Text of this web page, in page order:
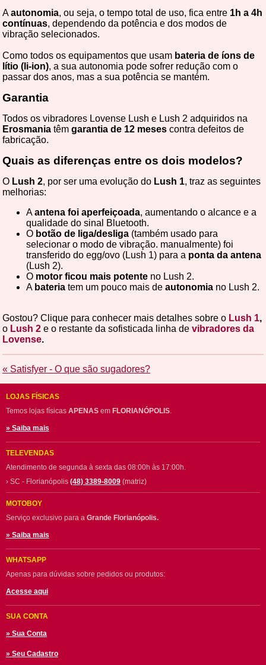
Aautonomia, ou seja, o tempo total de uso, fica entre 1h a 4h
contínuas, dependendo da potência e dos modos de
vibração selecionados.
Como todos os equipamentos que usam bateria de íons de
lítio (li-ion), a sua autonomia pode sofrer redução com o
passar dos anos, mas a sua potência se mantém.
Garantia
Todos os vibradores Lovense Lush e Lush 2 adquiridos na
Erosmania têm garantia de 12 meses contra defeitos de
fabricação.
Quais as diferenças entre os dois modelos?
O Lush 2, por ser uma evolução do Lush 1, traz as seguintes
melhorias:
Aantena foi aperfeiçoada, aumentando o alcance e a
qualidade do sinal Bluetooth.
O botão de liga/desliga (também usado para
selecionar o modo de vibração. manualmente) foi
transferido do egg/ovo (Lush 1) para a ponta da antena
(Lush 2).
O motor ficou mais potente no Lush 2.
A bateria tem um pouco mais de autonomia no Lush 2.
Gostou? Clique para conhecer mais detalhes sobre o Lush 1,
o Lush 2 e o restante da sofisticada linha de vibradores da
Lovense.
« Satisfyer - O que são sugadores?
LOJAS FÍSICAS
Temos lojas físicas APENAS em FLORIANÓPOLIS.
» Saiba mais
TELEVENDAS
Atendimento de segunda à sexta das 08:00h às 17:00h.
› SC - Florianópolis (48) 3389-8009 (matriz)
MOTOBOY
Serviço exclusivo para a Grande Florianópolis.
» Saiba mais
WHATSAPP
Apenas para dúvidas sobre pedidos ou produtos:
Acesse aqui
SUA CONTA
» Sua Conta
» Seu Cadastro